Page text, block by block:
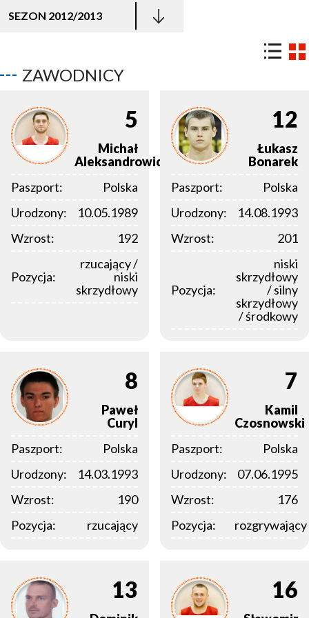
SEZON 2012/2013
ZAWODNICY
5
Michał
Aleksandrowicz
Paszport:
Polska
Urodzony:
10.05.1989
Wzrost:
192
Pozycja:
rzucający /
niski
skrzydłowy
12
Łukasz
Bonarek
Paszport:
Polska
Urodzony:
14.08.1993
Wzrost:
201
Pozycja:
niski
skrzydłowy
/ silny
skrzydłowy
/ środkowy
8
Paweł
Curyl
Paszport:
Polska
Urodzony:
14.03.1993
Wzrost:
190
Pozycja:
rzucający
7
Kamil
Czosnowski
Paszport:
Polska
Urodzony:
07.06.1995
Wzrost:
176
Pozycja:
rozgrywający
13 16